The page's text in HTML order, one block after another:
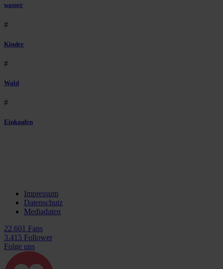
wasser
#
Kinder
#
Wald
#
Einkaufen
Impressum
Datenschutz
Mediadaten
22.601 Fans
3.415 Follower
Folge uns